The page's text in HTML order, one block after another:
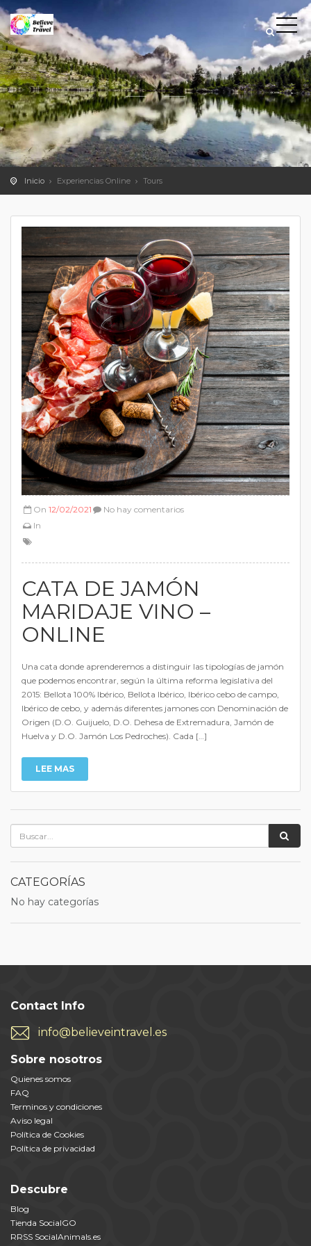
Inicio Experiencias Online Tours
On 12/02/2021
In
No hay comentarios
CATA DE JAMÓN
MARIDAJE VINO –
ONLINE
Una cata donde aprenderemos a distinguir las tipologías de jamón
que podemos encontrar, según la última reforma legislativa del
2015: Bellota 100% Ibérico, Bellota Ibérico, Ibérico cebo de campo,
Ibérico de cebo, y además diferentes jamones con Denominación de
Origen (D.O. Guijuelo, D.O. Dehesa de Extremadura, Jamón de
Huelva y D.O. Jamón Los Pedroches). Cada […]
LEE MAS
CATEGORÍAS
No hay categorías
Contact Info
info@believeintravel.es
Sobre nosotros
Quienes somos
FAQ
Terminos y condiciones
Aviso legal
Política de Cookies
Política de privacidad
Descubre
Blog
Tienda SocialGO
RRSS SocialAnimals.es